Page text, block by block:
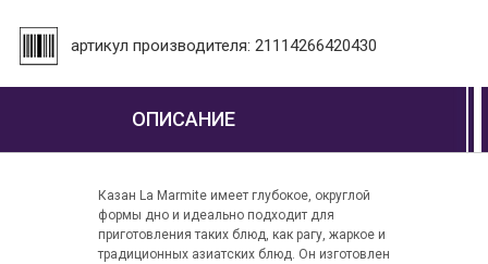
артикул производителя: 21114266420430
ОПИСАНИЕ
Казан La Marmite имеет глубокое, округлой
формы дно и идеально подходит для
приготовления таких блюд, как рагу, жаркое и
традиционных азиатских блюд. Он изготовлен